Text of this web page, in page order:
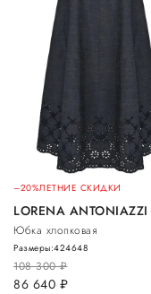
–20%ЛЕТНИЕ СКИДКИ
LORENA ANTONIAZZI
Юбка хлопковая
108 300руб.
86 640 руб.
Размеры:424648